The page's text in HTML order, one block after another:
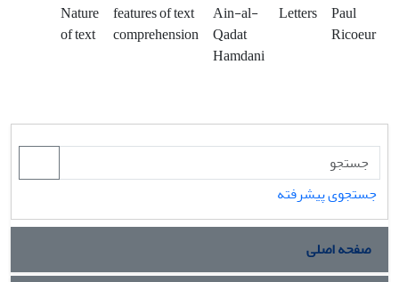
Nature
of text
features of text
comprehension
Ain-al-
Qadat
Hamdani
Letters Paul
Ricoeur
جستجوی پیشرفته
صفحه اصلی